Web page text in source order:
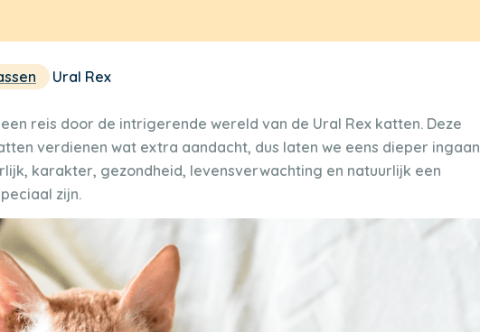
Ural Rex
reis door de intrigerende wereld van de Ural Rex katten. Deze
verdienen wat extra aandacht, dus laten we eens dieper ingaan
karakter, gezondheid, levensverwachting en natuurlijk een
zijn.